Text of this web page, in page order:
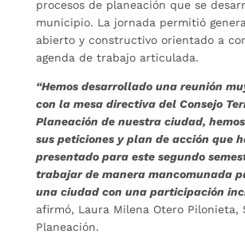
procesos de planeación que se
municipio. La jornada permitió
abierto y constructivo orientado a
agenda de trabajo articulada.
“Hemos desarrollado una reunión
con la mesa directiva del Consejo
Planeación de nuestra ciudad,
sus peticiones y plan de acción que
presentado para este segundo
trabajar de manera mancomunada
una ciudad con una participación
afirmó, Laura Milena Otero Pilonieta,
Planeación.